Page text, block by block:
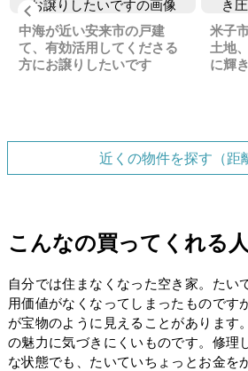
Previous
中海が近い安来市の戸建
て、有効活用してくださる
方にお譲りしたいです
米子
土地
に輝
近くの物件を探す（距
こんなの買ってくれる
自分では住まなくなった空き家。たい
用価値がなくなってしまったものです
が宝物のように見えることがあります
の魅力に気づきにくいものです。修理
な状態でも、たいていちょっとお金を